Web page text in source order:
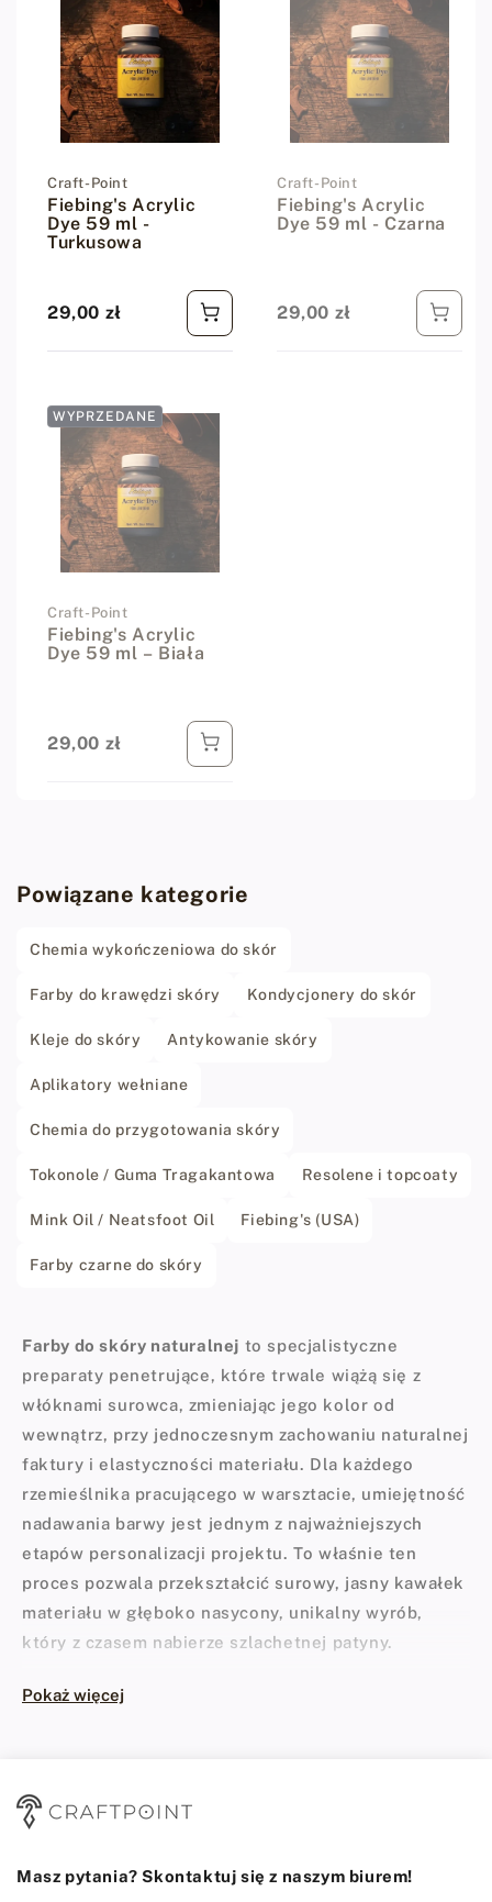
Dostawca:
Craft-Point
Fiebing's Acrylic
Dye 59 ml -
Turkusowa
Cena regularna
29,00 zł
Dostawca:
Craft-Point
Fiebing's Acrylic
Dye 59 ml - Czarna
Cena regularna
29,00 zł
WYPRZEDANE
Dostawca:
Craft-Point
Fiebing's Acrylic
Dye 59 ml – Biała
Cena regularna
29,00 zł
Powiązane kategorie
Chemia wykończeniowa do skór
Farby do krawędzi skóry Kondycjonery do skór
Kleje do skóry Antykowanie skóry
Aplikatory wełniane
Chemia do przygotowania skóry
Tokonole / Guma Tragakantowa Resolene i topcoaty
Mink Oil / Neatsfoot Oil Fiebing's (USA)
Farby czarne do skóry
Farby do skóry naturalnej to specjalistyczne
preparaty penetrujące, które trwale wiążą się z
włóknami surowca, zmieniając jego kolor od
wewnątrz, przy jednoczesnym zachowaniu naturalnej
faktury i elastyczności materiału. Dla każdego
rzemieślnika pracującego w warsztacie, umiejętność
nadawania barwy jest jednym z najważniejszych
etapów personalizacji projektu. To właśnie ten
proces pozwala przekształcić surowy, jasny kawałek
materiału w głęboko nasycony, unikalny wyrób,
który z czasem nabierze szlachetnej patyny.
W rzemiośle nie ma miejsca na półśrodki, dlatego w
Fiebing's, której historia sięga 1895 roku. Założona
początkowo produkowała mydła do siodeł, by
Pokaż więcej
Masz pytania? Skontaktuj się z naszym biurem!